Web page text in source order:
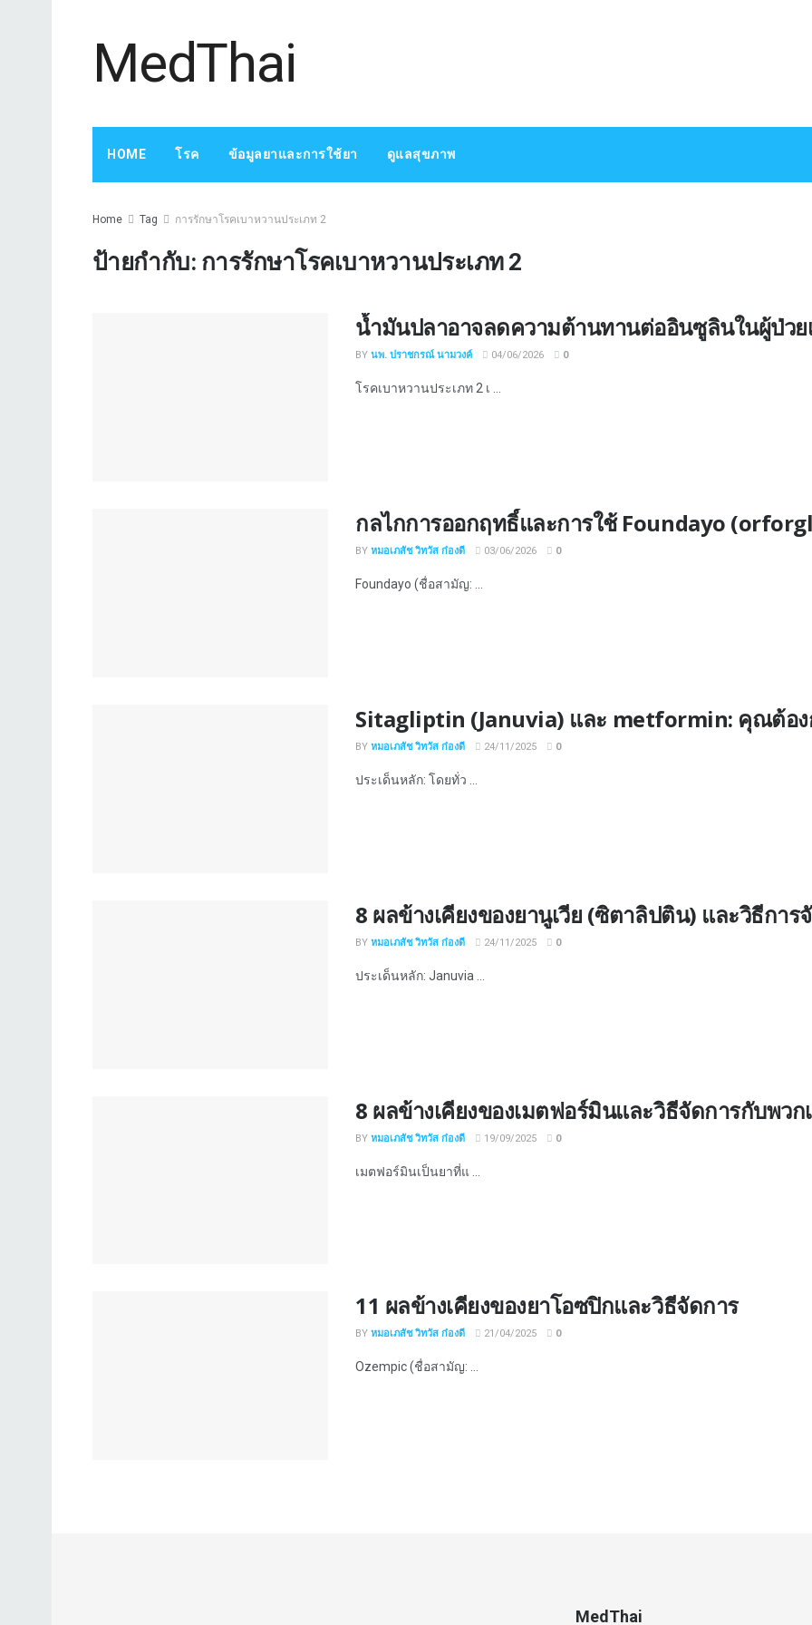
MedThai
HOME โรค ข้อมูลยาและการใช้ยา ดูแลสุขภาพ
Home Tag การรักษาโรคเบาหวานประเภท 2
ป้ายกำกับ: การรักษาโรคเบาหวานประเภท 2
น้ำมันปลาอาจลดความต้านทานต่ออินซูลินในผู้ป่วย
BY นพ. ปราชกรณ์ นามวงค์ 04/06/2026 0
โรคเบาหวานประเภท 2 เ ...
กลไกการออกฤทธิ์และการใช้ Foundayo
BY หมอเภสัช วิทวัส ก๋องดี 03/06/2026 0
Foundayo (ชื่อสามัญ: ...
Sitagliptin (Januvia) และ metformin: คุณต้องก
BY หมอเภสัช วิทวัส ก๋องดี 24/11/2025 0
ประเด็นหลัก: โดยทั่ว ...
8 ผลข้างเคียงของยานูเวีย (ซิตาลิปติน) และวิธีการ
BY หมอเภสัช วิทวัส ก๋องดี 24/11/2025 0
ประเด็นหลัก: Januvia ...
8 ผลข้างเคียงของเมตฟอร์มินและวิธีจัดการกับพวก
BY หมอเภสัช วิทวัส ก๋องดี 19/09/2025 0
เมตฟอร์มินเป็นยาที่แ ...
11 ผลข้างเคียงของยาโอซปิกและวิธีจัดการ
BY หมอเภสัช วิทวัส ก๋องดี 21/04/2025 0
Ozempic (ชื่อสามัญ: ...
MedThai